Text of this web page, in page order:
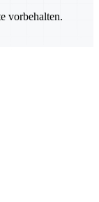
vorbehalten.